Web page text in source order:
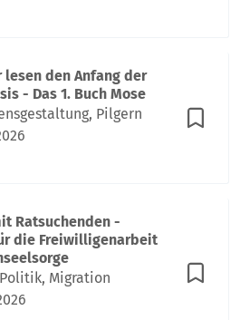
lesen den Anfang der
- Das 1. Buch Mose
Pilgern
Ratsuchenden -
die Freiwilligenarbeit
Migration